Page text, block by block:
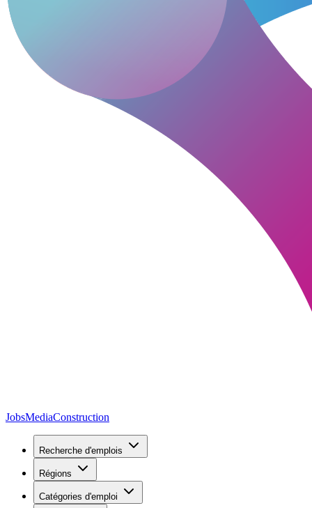
JobsMediaConstruction
Recherche d'emplois
Régions
Catégories d'emploi